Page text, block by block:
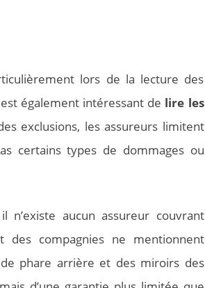
lors de la lecture des
également intéressant de lire les
exclusions, les assureurs limitent
certains types de dommages ou
aucun assureur couvrant
des compagnies ne mentionnent
phare arrière et des miroirs des